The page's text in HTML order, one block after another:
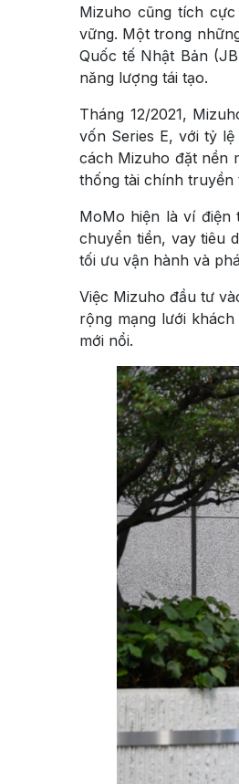
Mizuho cũng tích
vững. Một trong
Quốc tế Nhật Bản
năng lượng tái tạo.
Tháng 12/2021,
vốn Series E, với tỷ
cách Mizuho đặt nền
thống tài chính truyền
MoMo hiện là ví điện
chuyển tiền, vay tiêu
tối ưu vận hành và
Việc Mizuho đầu tư
rộng mạng lưới
mới nổi.